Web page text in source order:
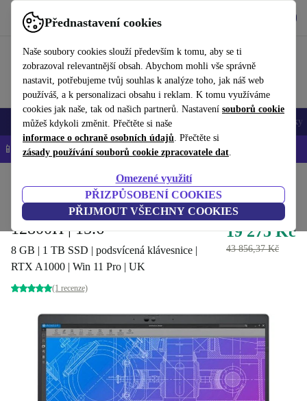
Přednastavení cookies
Naše soubory cookies slouží především k tomu, aby se ti
zobrazoval relevantnější obsah. Abychom mohli vše správně
nastavit, potřebujeme tvůj souhlas k analýze toho, jak náš web
používáš, a k personalizaci obsahu i reklam. K tomu využíváme
cookies jak naše, tak od našich partnerů. Nastavení souborů cookie
můžeš kdykoli změnit. Přečtěte si naše
informace o ochraně osobních údajů. Přečtěte si
zásady používání souborů cookie zpracovatele dat.
Omezené využití
PŘIZPŮSOBENÍ COOKIES
PŘIJMOUT VŠECHNY COOKIES
Používejte refurbed rychle a snadno
Mobily a smartphony Notebooky Tablety Doplňky
📱 -5 % NAVÍC na všechny iPhony – kód: IPHONEDEAL-
Notebooky Notebooky Dell
Dell Precision 3571 | i7-
12800H | 15.6"
8 GB | 1 TB SSD | podsvícená klávesnice |
RTX A1000 | Win 11 Pro | UK
(1 recenze)
19 275 Kč
43 856,37 Kč